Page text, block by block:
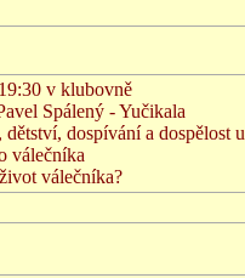
v klubovně
Spálený - Yučikala
dětství, dospívání a dospělost u
válečníka
válečníka?